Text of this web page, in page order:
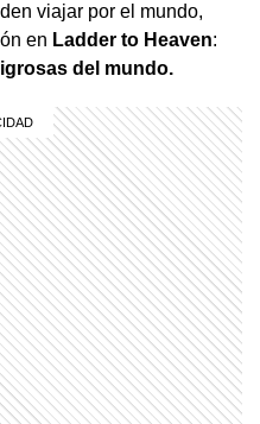
viajar por el mundo,
en Ladder to Heaven:
del mundo.